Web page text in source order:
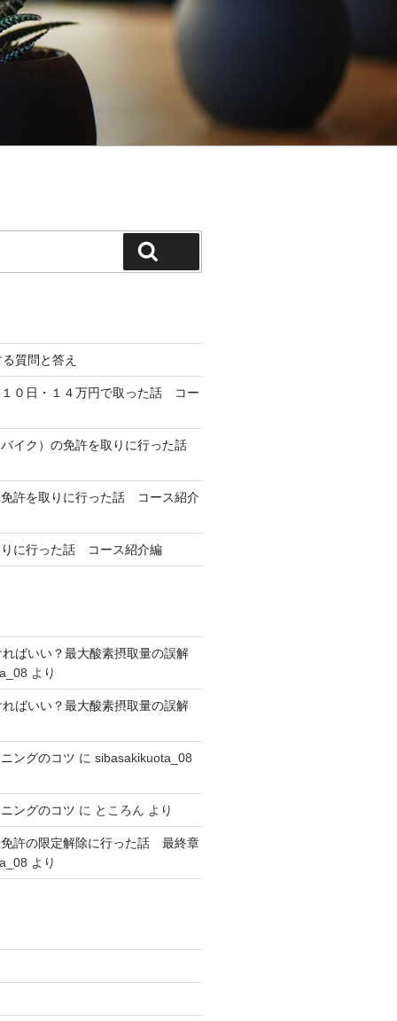
質問と答え
０日・１４万円で取った話 コー
イク）の免許を取りに行った話
許を取りに行った話 コース紹介
に行った話 コース紹介編
ばいい？最大酸素摂取量の誤解
より
ばいい？最大酸素摂取量の誤解
ングのコツ に sibasakikuota_08
ングのコツ に ところん より
許の限定解除に行った話 最終章
より